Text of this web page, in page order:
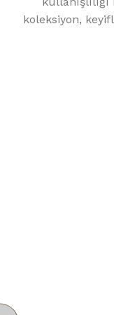
koleksiyon,